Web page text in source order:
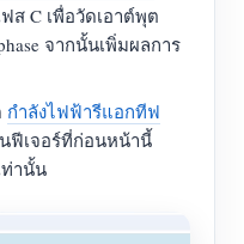
ส C เพื่อวัดเอาต์พุต
จากนั้นเพิ่มผลการ
กำลังไฟฟ้ารีแอกทีฟ
ฟีเจอร์ที่ก่อนหน้านี้
ท่านั้น